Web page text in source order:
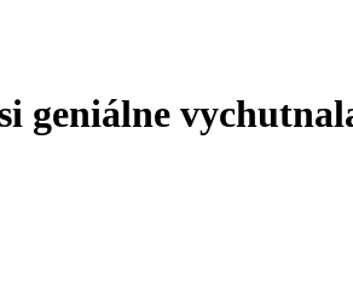
geniálne